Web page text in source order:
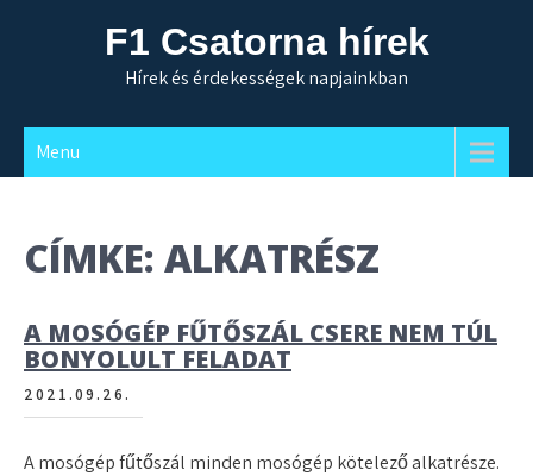
F1 Csatorna hírek
Hírek és érdekességek napjainkban
Menu
CÍMKE: ALKATRÉSZ
A MOSÓGÉP FŰTŐSZÁL CSERE NEM TÚL
BONYOLULT FELADAT
2021.09.26.
A mosógép fűtőszál minden mosógép kötelező alkatrésze.